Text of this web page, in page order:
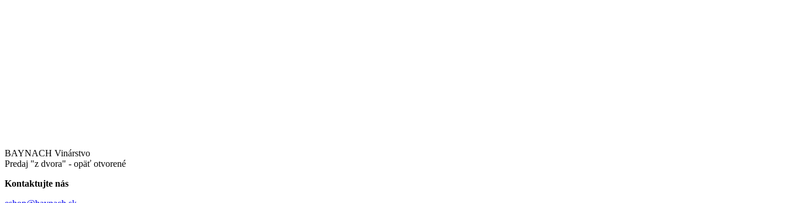
BAYNACH Vinárstvo
Predaj "z dvora" - opäť otvorené
Kontaktujte nás